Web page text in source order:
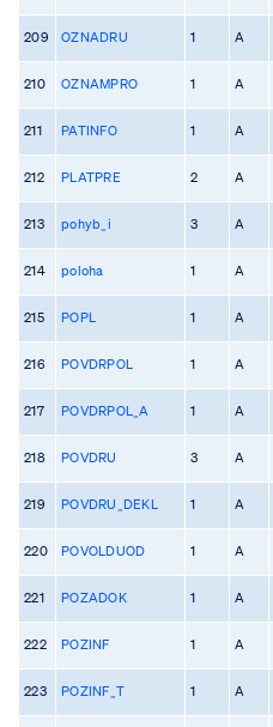
209 OZNADRU 1 A
210 OZNAMPRO 1 A
211 PATINFO 1 A
212 PLATPRE 2 A
213 pohyb_i 3 A
214 poloha 1 A
215 POPL 1 A
216 POVDRPOL 1 A
217 POVDRPOL_A 1 A
218 POVDRU 3 A
219 POVDRU_DEKL 1 A
220 POVOLDUOD 1 A
221 POZADOK 1 A
222 POZINF 1 A
223 POZINF_T 1 A